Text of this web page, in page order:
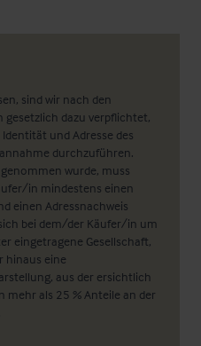
sind wir nach den
gesetzlich dazu verpflichtet,
und Adresse des
durchzuführen.
wurde, muss
in mindestens einen
einen Adressnachweis
bei dem/der Käufer/in um
eingetragene Gesellschaft,
hinaus eine
aus der ersichtlich
mehr als 25 % Anteile an der